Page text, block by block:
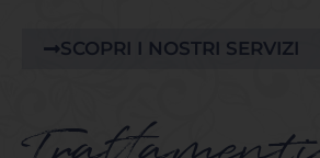
SCOPRI I NOSTRI SERVIZI